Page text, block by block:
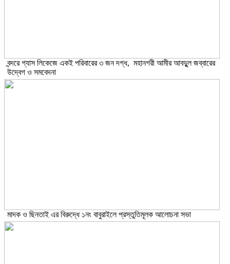
বন্দরে গ্যাস লিকেজে একই পরিবারের ৩ জন দগ্ধ, মহানগরী আমীর আবদুুল জব্বারের
উদ্বেগ ও সমবেদনা
মাদক ও ছিনতাই এর বিরুদ্ধে ১নং বাবুরাইলে প্রস্তুতিমূলক আলোচনা সভা